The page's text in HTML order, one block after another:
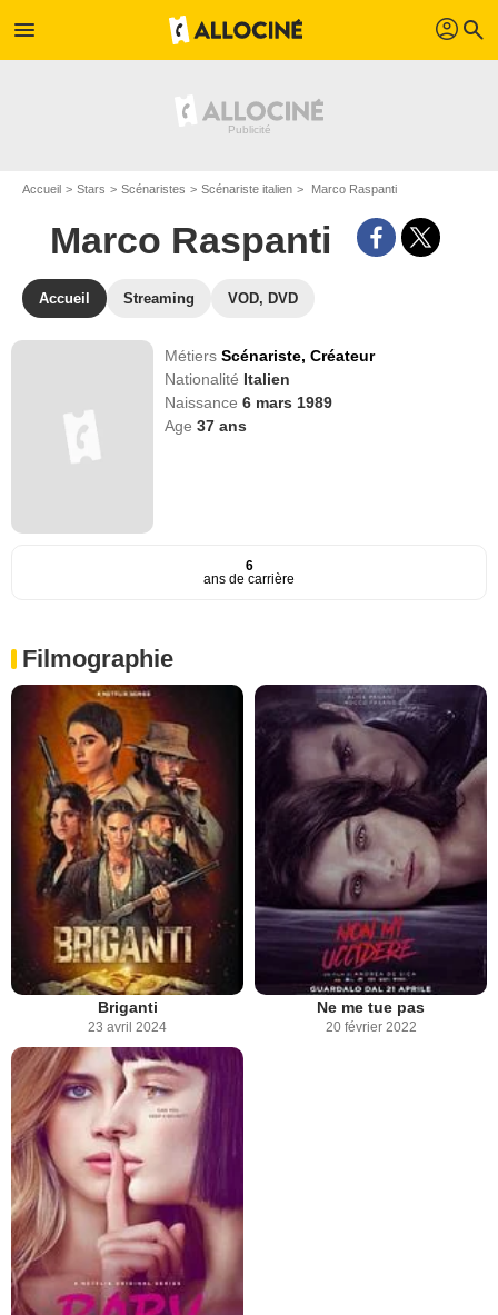
menu profil search
Accueil Stars Scénaristes Scénariste italien Marco Raspanti
Marco Raspanti
Accueil Streaming VOD, DVD
MétiersScénariste,Créateur
Nationalité Italien
Naissance6 mars 1989
Age37 ans
6
ans de carrière
Filmographie
Briganti
23 avril 2024
Ne me tue pas
20 février 2022